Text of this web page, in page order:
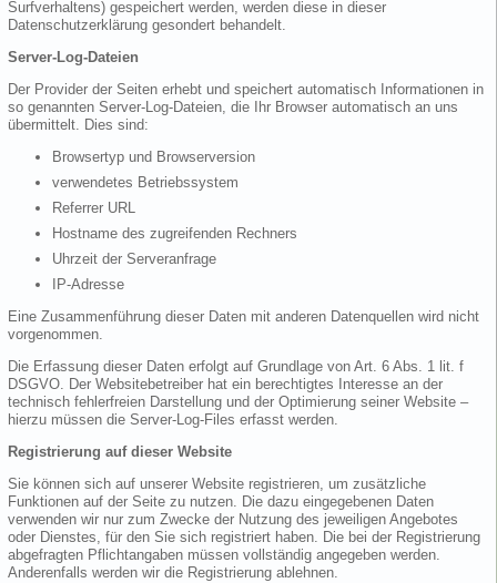
Surfverhaltens) gespeichert werden, werden diese in dieser
Datenschutzerklärung gesondert behandelt.
Server-Log-Dateien
Der Provider der Seiten erhebt und speichert automatisch Informationen in
so genannten Server-Log-Dateien, die Ihr Browser automatisch an uns
übermittelt. Dies sind:
Browsertyp und Browserversion
verwendetes Betriebssystem
Referrer URL
Hostname des zugreifenden Rechners
Uhrzeit der Serveranfrage
IP-Adresse
Eine Zusammenführung dieser Daten mit anderen Datenquellen wird nicht
vorgenommen.
Die Erfassung dieser Daten erfolgt auf Grundlage von Art. 6 Abs. 1 lit. f
DSGVO. Der Websitebetreiber hat ein berechtigtes Interesse an der
technisch fehlerfreien Darstellung und der Optimierung seiner Website –
hierzu müssen die Server-Log-Files erfasst werden.
Registrierung auf dieser Website
Sie können sich auf unserer Website registrieren, um zusätzliche
Funktionen auf der Seite zu nutzen. Die dazu eingegebenen Daten
verwenden wir nur zum Zwecke der Nutzung des jeweiligen Angebotes
oder Dienstes, für den Sie sich registriert haben. Die bei der Registrierung
abgefragten Pflichtangaben müssen vollständig angegeben werden.
Anderenfalls werden wir die Registrierung ablehnen.